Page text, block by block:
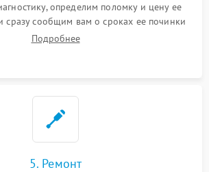
определим поломку и цену ее
сразу сообщим вам о сроках ее починки
Подробнее
5. Ремонт